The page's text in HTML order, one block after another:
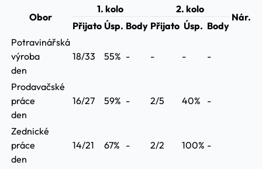
Obor
1. kolo 2. kolo
Nár.
Přijato Úsp. Body Přijato Úsp. Body
Potravinářská
výroba
den
18/33 55% - - - -
Prodavačské
práce
den
16/27 59% - 2/5 40% -
Zednické
práce
den
14/21 67% - 2/2 100% -